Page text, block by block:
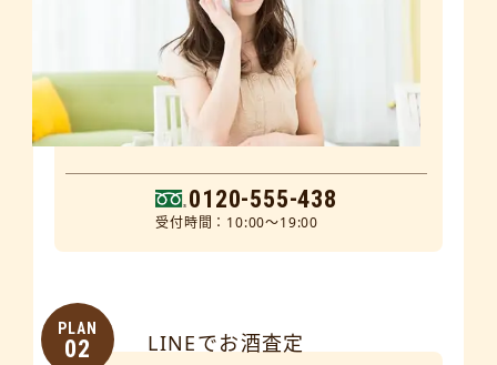
0120-555-438
受付時間：10:00～19:00
PLAN
02 LINEでお酒査定